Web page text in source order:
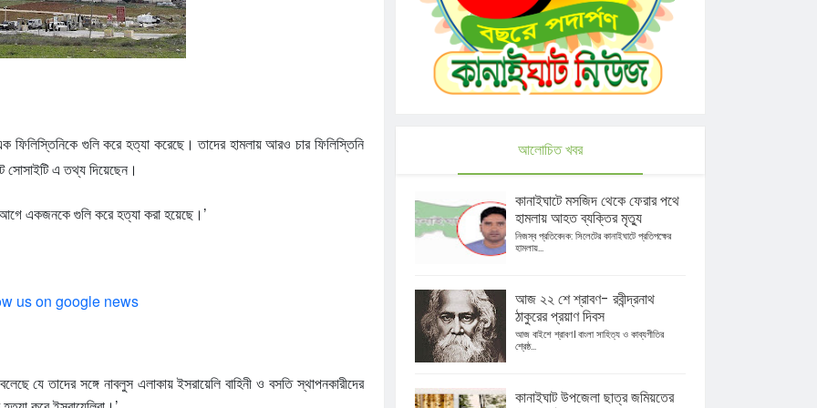
সভা
ও তার
ফিলিস্তিনিকে গুলি করে হত্যা করেছে। তাদের হামলায় আরও চার ফিলিস্তিনি
সোসাইটি এ তথ্য দিয়েছেন।
আগে একজনকে গুলি করে হত্যা করা হয়েছে।’
us on google news
যে তাদের সঙ্গে নাবলুস এলাকায় ইসরায়েলি বাহিনী ও বসতি স্থাপনকারীদের
আলোচিত খবর
কানাইঘাটে মসজিদ থেকে ফেরার পথে
হামলায় আহত ব্যক্তির মৃত্যু
নিজস্ব প্রতিবেদক: সিলেটের কানাইঘাটে প্রতিপক্ষের
হামলায়...
আজ ২২ শে শ্রাবণ- রবীন্দ্রনাথ
ঠাকুরের প্রয়াণ দিবস
আজ বাইশে শ্রাবণ। বাংলা সাহিত্য ও কাব্যগীতির
শ্রেষ্ঠ...
কানাইঘাট উপজেলা ছাত্র জমিয়তের